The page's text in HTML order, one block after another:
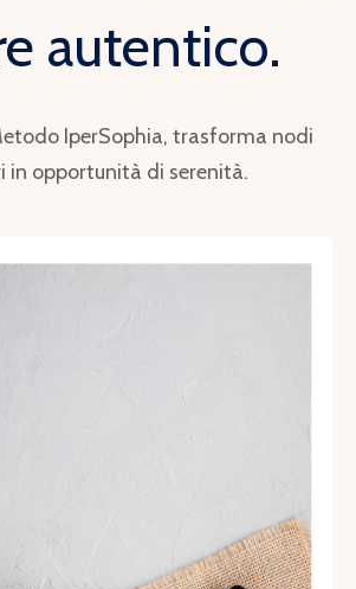
autentico.
IperSophia, trasforma nodi
in opportunità di serenità.